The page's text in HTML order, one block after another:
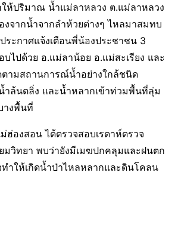
ห้ปริมาณ น้ำแม่ลาหลวง ต.แม่ลาหลวง
จากน้ำจากลำห้วยต่างๆ ไหลมาสมทบ
ระกาศแจ้งเตือนพี่น้องประชาชน 3
บไปด้วย อ.แม่ลาน้อย อ.แม่สะเรียง และ
ตามสถานการณ์น้ำอย่างใกล้ชนิด
ำล้นตลิ่ง และน้ำหลากเข้าท่วมพื้นที่ลุ่ม
างพื้นที่
องสอน ได้ตรวจสอบเรดาห์ตรวจ
มวิทยา พบว่ายังมีเมฆปกคลุมและฝนตก
ทําให้เกิดน้ำป่าไหลหลากและดินโคลน